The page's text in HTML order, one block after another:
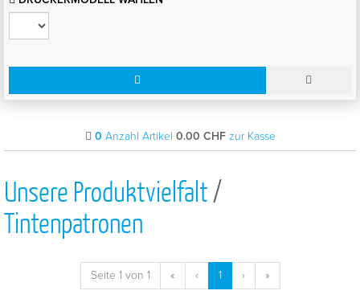
0 Anzahl Artikel 0.00 CHF zur Kasse
Unsere Produktvielfalt/
Tintenpatronen
Seite 1 von 1 « ‹ 1 › »